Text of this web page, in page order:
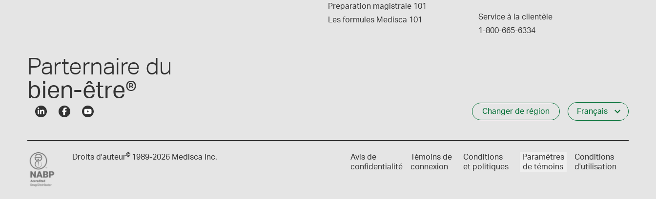
Preparation magistrale 101
Les formules Medisca 101
Service à la clientèle
1-800-665-6334
Parternaire du
bien-être®
Changer de région Français
Droits d'auteur© 1989-2026 Medisca Inc.
Avis de
confidentialité
Témoins de
connexion
Conditions
et politiques
Paramètres
de témoins
Conditions
d'utilisation